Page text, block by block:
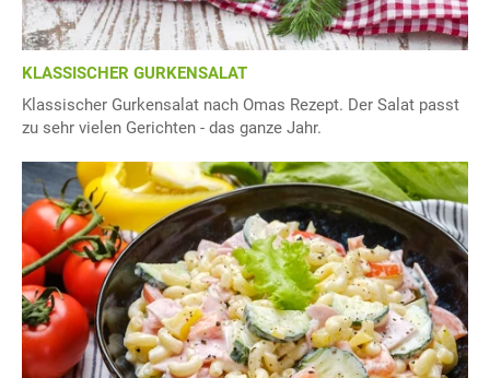
KLASSISCHER GURKENSALAT
Klassischer Gurkensalat nach Omas Rezept. Der Salat passt
zu sehr vielen Gerichten - das ganze Jahr.